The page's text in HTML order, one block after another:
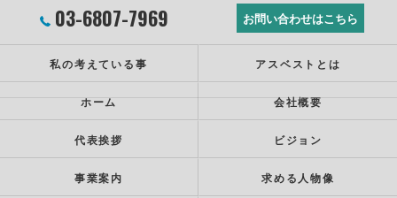
03-6807-7969 お問い合わせはこちら
私の考えている事 アスベストとは
ホーム 会社概要
代表挨拶 ビジョン
事業案内 求める人物像